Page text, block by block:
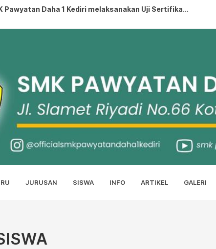
Pawyatan Daha 1 Kediri melaksanakan Uji Sertifika...
DAHA 1 KEDIRI MASUK 10 BESAR TERBAIK NILA...
Film Pendek...
TULIS ILMIAH...
PENCAK SILAT SETIA HATI TERATE...
Ramadhan...
kartini...
JURUSAN SISWA INFO ARTIKEL GALERI